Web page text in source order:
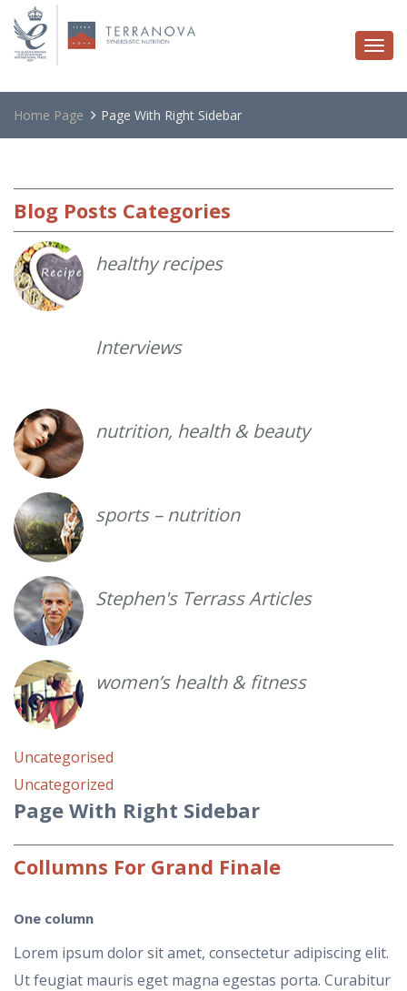
Home Page Page With Right Sidebar
Blog Posts Categories
healthy recipes
Interviews
nutrition, health & beauty
sports – nutrition
Stephen's Terrass Articles
women’s health & fitness
Uncategorised
Uncategorized
Page With Right Sidebar
Collumns For Grand Finale
One column
Lorem ipsum dolor sit amet, consectetur adipiscing elit.
Ut feugiat mauris eget magna egestas porta. Curabitur